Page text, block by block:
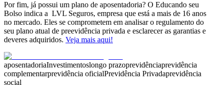
Por fim, já possui um plano de aposentadoria? O Educando seu
Bolso indica a LVL Seguros, empresa que está a mais de 16 anos
no mercado. Eles se comprometem em analisar o regulamento do
seu plano atual de preevidência privada e esclarecer as garantias e
deveres adquiridos. Veja mais aqui!
aposentadoriaInvestimentoslongo prazoprevidênciaprevidência
complementarprevidência oficialPrevidência Privadaprevidência
social